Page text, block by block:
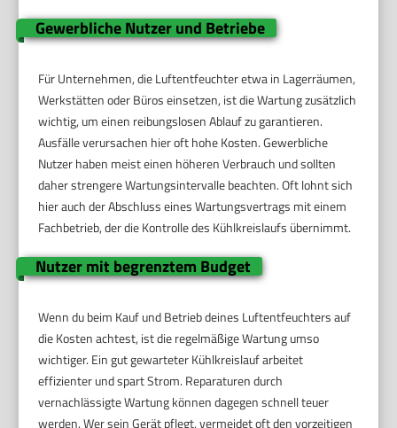
Gewerbliche Nutzer und Betriebe
Für Unternehmen, die Luftentfeuchter etwa in Lagerräumen,
Werkstätten oder Büros einsetzen, ist die Wartung zusätzlich
wichtig, um einen reibungslosen Ablauf zu garantieren.
Ausfälle verursachen hier oft hohe Kosten. Gewerbliche
Nutzer haben meist einen höheren Verbrauch und sollten
daher strengere Wartungsintervalle beachten. Oft lohnt sich
hier auch der Abschluss eines Wartungsvertrags mit einem
Fachbetrieb, der die Kontrolle des Kühlkreislaufs übernimmt.
Nutzer mit begrenztem Budget
Wenn du beim Kauf und Betrieb deines Luftentfeuchters auf
die Kosten achtest, ist die regelmäßige Wartung umso
wichtiger. Ein gut gewarteter Kühlkreislauf arbeitet
effizienter und spart Strom. Reparaturen durch
vernachlässigte Wartung können dagegen schnell teuer
werden. Wer sein Gerät pflegt, vermeidet oft den vorzeitigen